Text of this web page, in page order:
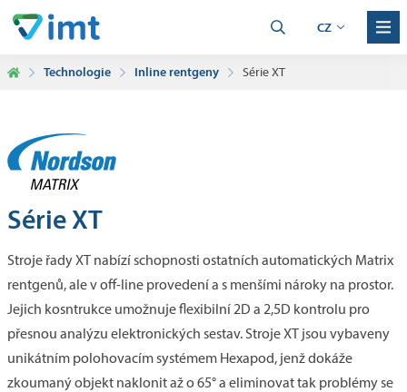
CZ
Technologie Inline rentgeny Série XT
Série XT
Stroje řady XT nabízí schopnosti ostatních automatických Matrix
rentgenů, ale v off-line provedení a s menšími nároky na prostor.
Jejich kosntrukce umožnuje flexibilní 2D a 2,5D kontrolu pro
přesnou analýzu elektronických sestav. Stroje XT jsou vybaveny
unikátním polohovacím systémem Hexapod, jenž dokáže
zkoumaný objekt naklonit až o 65° a eliminovat tak problémy se